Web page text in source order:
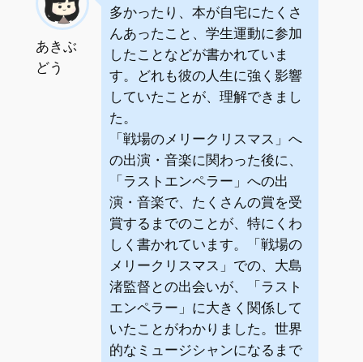
あきぶ
どう
多かったり、本が自宅にたくさ
んあったこと、学生運動に参加
したことなどが書かれていま
す。どれも彼の人生に強く影響
していたことが、理解できまし
た。
「戦場のメリークリスマス」へ
の出演・音楽に関わった後に、
「ラストエンペラー」への出
演・音楽で、たくさんの賞を受
賞するまでのことが、特にくわ
しく書かれています。「戦場の
メリークリスマス」での、大島
渚監督との出会いが、「ラスト
エンペラー」に大きく関係して
いたことがわかりました。世界
的なミュージシャンになるまで